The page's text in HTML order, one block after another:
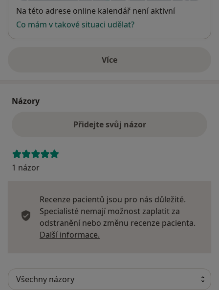
Dostupnost
Na této adrese online kalendář není aktivní
Co mám v takové situaci udělat?
Víceo adrese
Názory
Přidejte svůj názor
1 názor
Recenze pacientů jsou pro nás důležité.
Specialisté nemají možnost zaplatit za
odstranění nebo změnu recenze pacienta.
Další informace.